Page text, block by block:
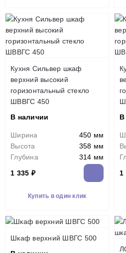
Кухня Сильвер шкаф
верхний высокий
горизонтальный стекло
ШВВГС 450
В наличии
Ширина
450 мм
Высота
358 мм
Глубина
314 мм
1 335 ₽
Купить в один клик
В
1
Шкаф верхний ШВГС 500